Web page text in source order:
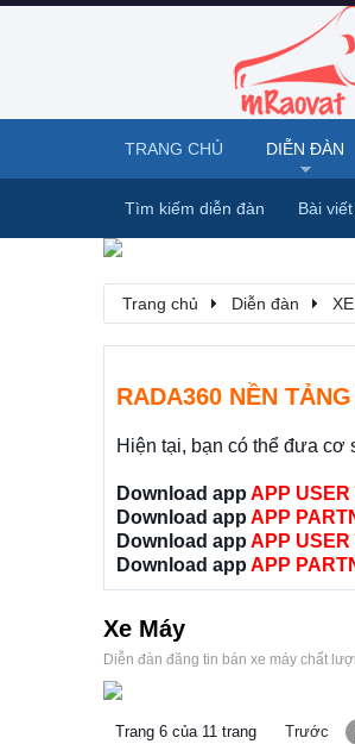
Trang chủ Diễn đàn
RADA360 NỀN
Hiện tại, bạn có thể đưa cơ
Download app APP USER
Download app APP
Download app APP USER
Download app APP
Xe Máy
Diễn đàn đăng tin bán xe máy chất
Trang 6 của 11 trang Trước
TRANG CHỦ DIỄN ĐÀN
Tìm kiếm diễn đàn Bài